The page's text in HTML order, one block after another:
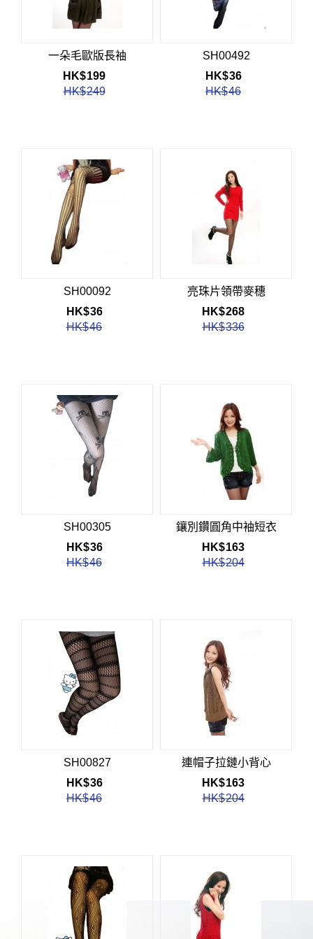
一朵毛歐版長袖
HK$199
HK$249
SH00492
HK$36
HK$46
SH00092
HK$36
HK$46
亮珠片領帶麥穗
HK$268
HK$336
SH00305
HK$36
HK$46
鑲別鑽圓角中袖短衣
HK$163
HK$204
SH00827
HK$36
HK$46
連帽子拉鏈小背心
HK$163
HK$204